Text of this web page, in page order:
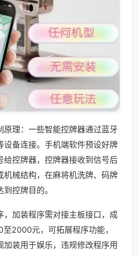
原理：一些智能控牌器通过蓝牙
设备连接。手机端软件预设好牌
给控牌器，控牌器接收到信号后
机械结构，在麻将机洗牌、码牌
控牌目的。
，加装程序需对接主板接口，成
2000元，可拓展程序功能，
加装用于娱乐，违规修改程序用